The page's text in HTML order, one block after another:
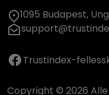
1095 Budapest,
Trustindex-
Copyright © 2026